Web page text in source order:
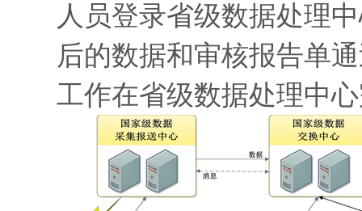
人员登录省级数据处理
后的数据和审核报告单
工作在省级数据处理中